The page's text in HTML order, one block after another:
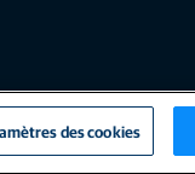
des cookies